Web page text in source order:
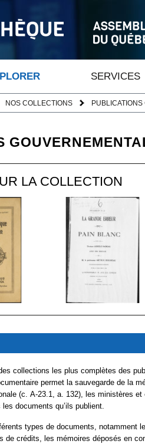
SERVICES
NOS COLLECTIONS
LA COLLECTION
collections les plus complètes des
permet la sauvegarde de la
(c. A-23.1, a. 132), les ministères
documents qu’ils publient.
types de documents, notamment
de crédits, les mémoires déposés en